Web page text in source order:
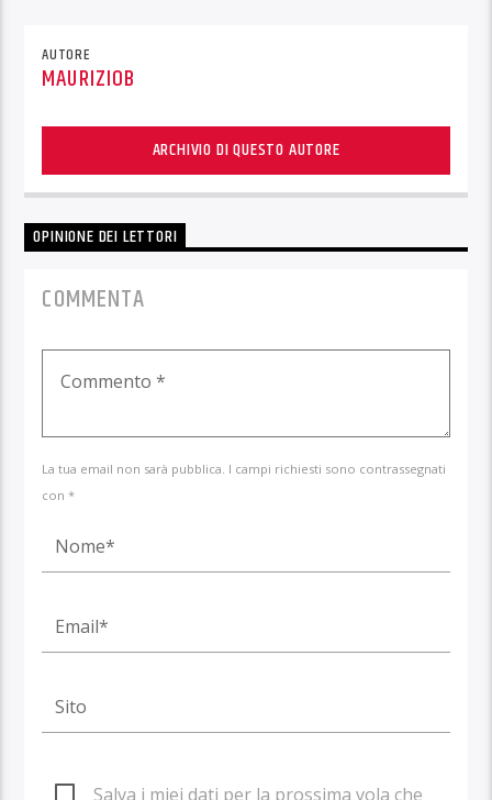
AUTORE
MAURIZIOB
ARCHIVIO DI QUESTO AUTORE
OPINIONE DEI LETTORI
COMMENTA
La tua email non sarà pubblica. I campi richiesti sono contrassegnati
con *
Salva i miei dati per la prossima vola che